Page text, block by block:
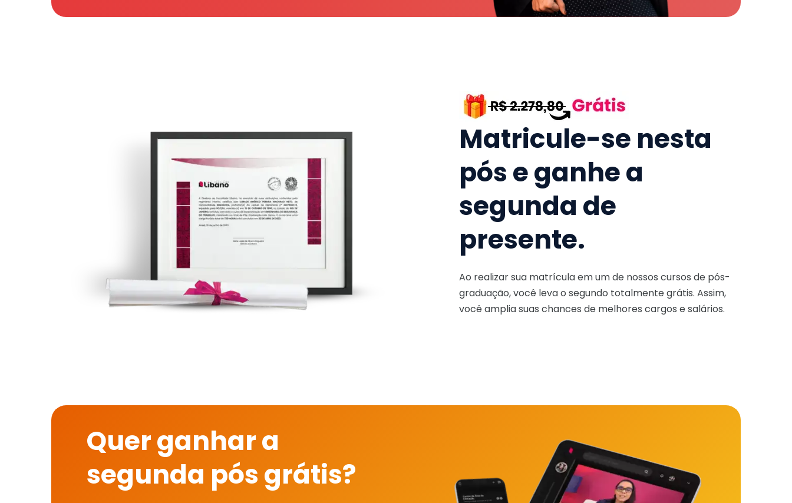
Matricule-se nesta
pós e ganhe a
segunda de
presente.
Ao realizar sua matrícula em um de nossos cursos de pós-
graduação, você leva o segundo totalmente grátis. Assim,
você amplia suas chances de melhores cargos e salários.
Quer ganhar a
segunda pós grátis?